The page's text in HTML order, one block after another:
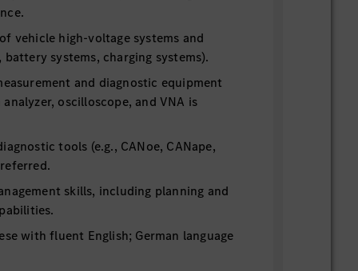
vehicle high-voltage systems and
battery systems, charging systems).
and diagnostic equipment
oscilloscope, and VNA is
tools (e.g., CANoe, CANape,
skills, including planning and
with fluent English; German language